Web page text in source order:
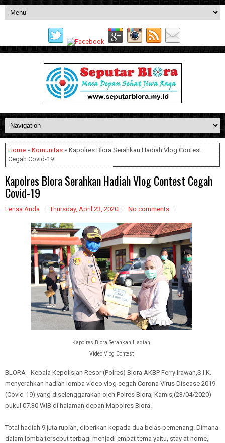
Home » Komunitas » Kapolres Blora Serahkan Hadiah Vlog Contest
Cegah Covid-19
Kapolres Blora Serahkan Hadiah Vlog Contest Cegah
Covid-19
Lensa Anda Thursday, April 23, 2020 No comments
Kapolres Blora Serahkan Hadiah
Video Vlog Contest
BLORA - Kepala Kepolisian Resor (Polres) Blora AKBP Ferry Irawan,S.I.K.
menyerahkan hadiah lomba video vlog cegah Corona Virus Disease 2019
(Covid-19) yang diselenggarakan oleh Polres Blora, Kamis,(23/04/2020)
pukul 07.30 WIB di halaman depan Mapolres Blora.
Total hadiah 9 juta rupiah, diberikan kepada dua belas pemenang. Dimana
dalam lomba tersebut terbagi menjadi empat tema yaitu, stay at home,